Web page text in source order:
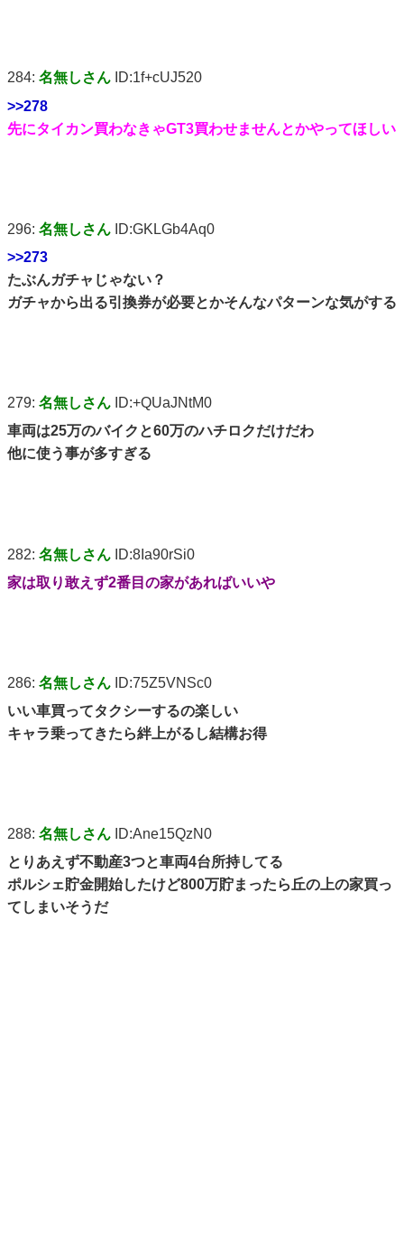
284: 名無しさん ID:1f+cUJ520
>>278
先にタイカン買わなきゃGT3買わせませんとかやってほしい
296: 名無しさん ID:GKLGb4Aq0
>>273
たぶんガチャじゃない？
ガチャから出る引換券が必要とかそんなパターンな気がする
279: 名無しさん ID:+QUaJNtM0
車両は25万のバイクと60万のハチロクだけだわ
他に使う事が多すぎる
282: 名無しさん ID:8Ia90rSi0
家は取り敢えず2番目の家があればいいや
286: 名無しさん ID:75Z5VNSc0
いい車買ってタクシーするの楽しい
キャラ乗ってきたら絆上がるし結構お得
288: 名無しさん ID:Ane15QzN0
とりあえず不動産3つと車両4台所持してる
ポルシェ貯金開始したけど800万貯まったら丘の上の家買っ
てしまいそうだ